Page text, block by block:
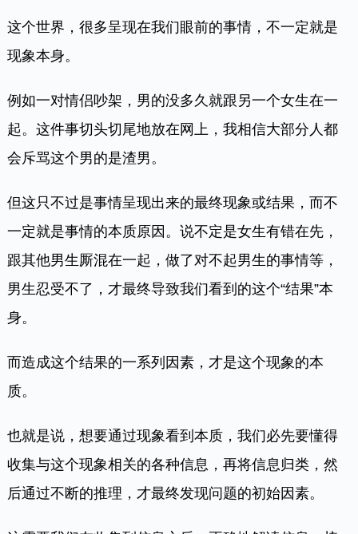
这个世界，很多呈现在我们眼前的事情，不一定就是
现象本身。
例如一对情侣吵架，男的没多久就跟另一个女生在一
起。这件事切头切尾地放在网上，我相信大部分人都
会斥骂这个男的是渣男。
但这只不过是事情呈现出来的最终现象或结果，而不
一定就是事情的本质原因。说不定是女生有错在先，
跟其他男生厮混在一起，做了对不起男生的事情等，
男生忍受不了，才最终导致我们看到的这个“结果”本
身。
而造成这个结果的一系列因素，才是这个现象的本
质。
也就是说，想要通过现象看到本质，我们必先要懂得
收集与这个现象相关的各种信息，再将信息归类，然
后通过不断的推理，才最终发现问题的初始因素。